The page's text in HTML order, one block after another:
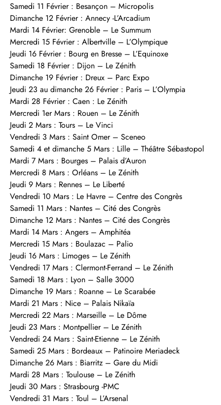
Samedi 11 Février : Besançon – Micropolis
Dimanche 12 Février : Annecy -L’Arcadium
Mardi 14 Février: Grenoble – Le Summum
Mercredi 15 Février : Albertville – L’Olympique
Jeudi 16 Février : Bourg en Bresse – L’Equinoxe
Samedi 18 Février : Dijon – Le Zénith
Dimanche 19 Février : Dreux – Parc Expo
Jeudi 23 au dimanche 26 Février : Paris – L’Olympia
Mardi 28 Février : Caen : Le Zénith
Mercredi 1er Mars : Rouen – Le Zénith
Jeudi 2 Mars : Tours – Le Vinci
Vendredi 3 Mars : Saint Omer – Sceneo
Samedi 4 et dimanche 5 Mars : Lille – Théâtre Sébastopol
Mardi 7 Mars : Bourges – Palais d’Auron
Mercredi 8 Mars : Orléans – Le Zénith
Jeudi 9 Mars : Rennes – Le Liberté
Vendredi 10 Mars : Le Havre – Centre des Congrès
Samedi 11 Mars : Nantes – Cité des Congrès
Dimanche 12 Mars : Nantes – Cité des Congrès
Mardi 14 Mars : Angers – Amphitéa
Mercredi 15 Mars : Boulazac – Palio
Jeudi 16 Mars : Limoges – Le Zénith
Vendredi 17 Mars : Clermont-Ferrand – Le Zénith
Samedi 18 Mars : Lyon – Salle 3000
Dimanche 19 Mars : Roanne – Le Scarabée
Mardi 21 Mars : Nice – Palais Nikaïa
Mercredi 22 Mars : Marseille – Le Dôme
Jeudi 23 Mars : Montpellier – Le Zénith
Vendredi 24 Mars : Saint-Etienne – Le Zénith
Samedi 25 Mars : Bordeaux – Patinoire Meriadeck
Dimanche 26 Mars : Biarritz – Gare du Midi
Mardi 28 Mars : Toulouse – Le Zénith
Jeudi 30 Mars : Strasbourg -PMC
Vendredi 31 Mars : Toul – L’Arsenal